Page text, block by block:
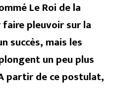
Le Roi de la
pleuvoir sur la
succès, mais les
un peu plus
partir de ce postulat,